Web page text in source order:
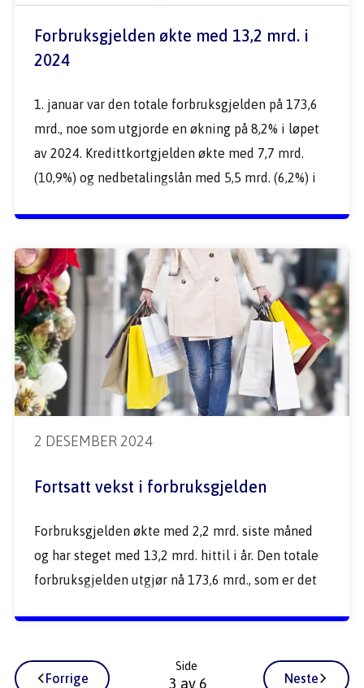
Forbruksgjelden økte med 13,2 mrd. i
2024
1. januar var den totale forbruksgjelden på 173,6
mrd., noe som utgjorde en økning på 8,2% i løpet
av 2024. Kredittkortgjelden økte med 7,7 mrd.
(10,9%) og nedbetalingslån med 5,5 mrd. (6,2%) i
2 DESEMBER 2024
Fortsatt vekst i forbruksgjelden
Forbruksgjelden økte med 2,2 mrd. siste måned
og har steget med 13,2 mrd. hittil i år. Den totale
forbruksgjelden utgjør nå 173,6 mrd., som er det
Forrige
Side
3 av 6 Neste